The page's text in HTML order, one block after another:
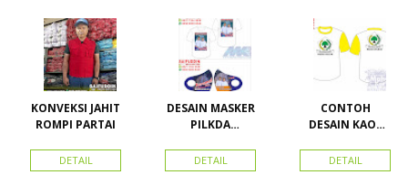
KONVEKSI JAHIT
ROMPI PARTAI
DETAIL
DESAIN MASKER
PILKDA
Calon Bupati &
DETAIL
CONTOH
DESAIN KAOS
BAHAN PE
DETAIL